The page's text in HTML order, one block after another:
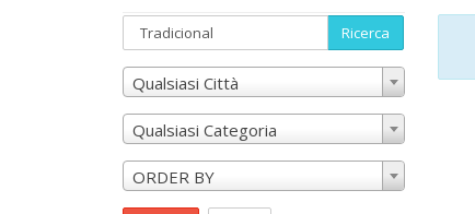
Ricerca
Qualsiasi Città
Qualsiasi Categoria
ORDER BY